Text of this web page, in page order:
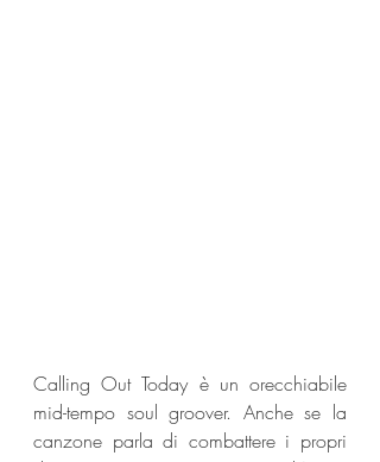
Calling Out Today è un orecchiabile
mid-tempo soul groover. Anche se la
canzone parla di combattere i propri